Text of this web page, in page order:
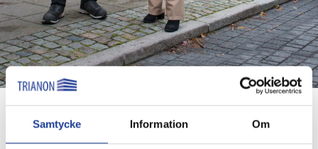
Samtycke Information Om
Trianons delårsrapport Q3 2021
publicerades 10 november 2021